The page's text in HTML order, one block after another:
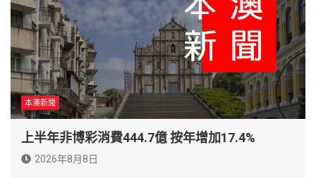
本澳新聞
上半年非博彩消費444.7億 按年增加17.4%
2026年8月8日